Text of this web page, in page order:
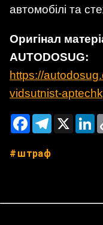
автомобілі та
Оригінал
AUTODOSUG:
https://
vidsutnist-
FacebookTelegram
X
штраф